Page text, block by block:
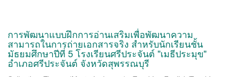
การพัฒนาแบบฝึกการอ่านเสริมเพื่อพัฒนาความ
สามารถในการถ่ายเอกสารจริง สำหรับนักเรียนชั้น
มัธยมศึกษาปีที่ 5 โรงเรียนศรีประจันต์ "เมธีประมุข"
อำเภอศรีประจันต์ จังหวัดสุพรรณบุรี